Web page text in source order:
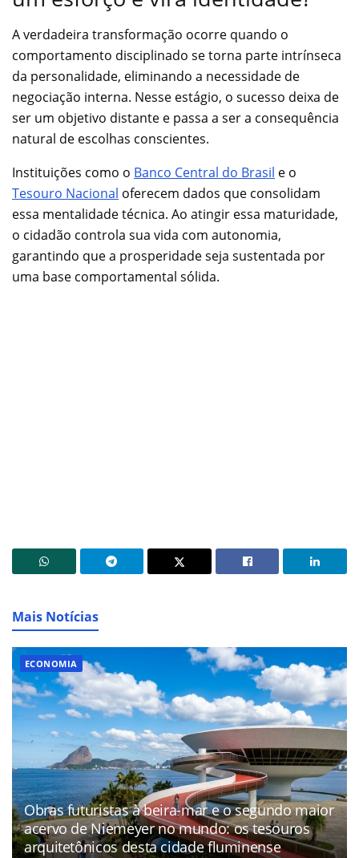
A verdadeira transformação ocorre quando o
comportamento disciplinado se torna parte intrínseca
da personalidade, eliminando a necessidade de
negociação interna. Nesse estágio, o sucesso deixa de
ser um objetivo distante e passa a ser a consequência
natural de escolhas conscientes.
Instituições como o Banco Central do Brasil e o
Tesouro Nacional oferecem dados que consolidam
essa mentalidade técnica. Ao atingir essa maturidade,
o cidadão controla sua vida com autonomia,
garantindo que a prosperidade seja sustentada por
uma base comportamental sólida.
Mais Notícias
ECONOMIA
Obras futuristas à beira-mar e o segundo maior
acervo de Niemeyer no mundo: os tesouros
arquitetônicos desta cidade fluminense